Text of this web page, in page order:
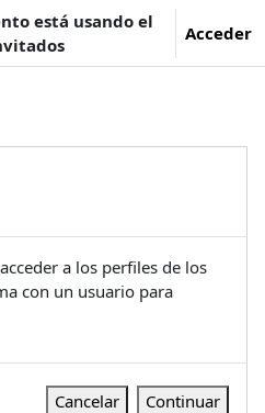
está usando el
Acceder
a los perfiles de los
con un usuario para
Cancelar Continuar